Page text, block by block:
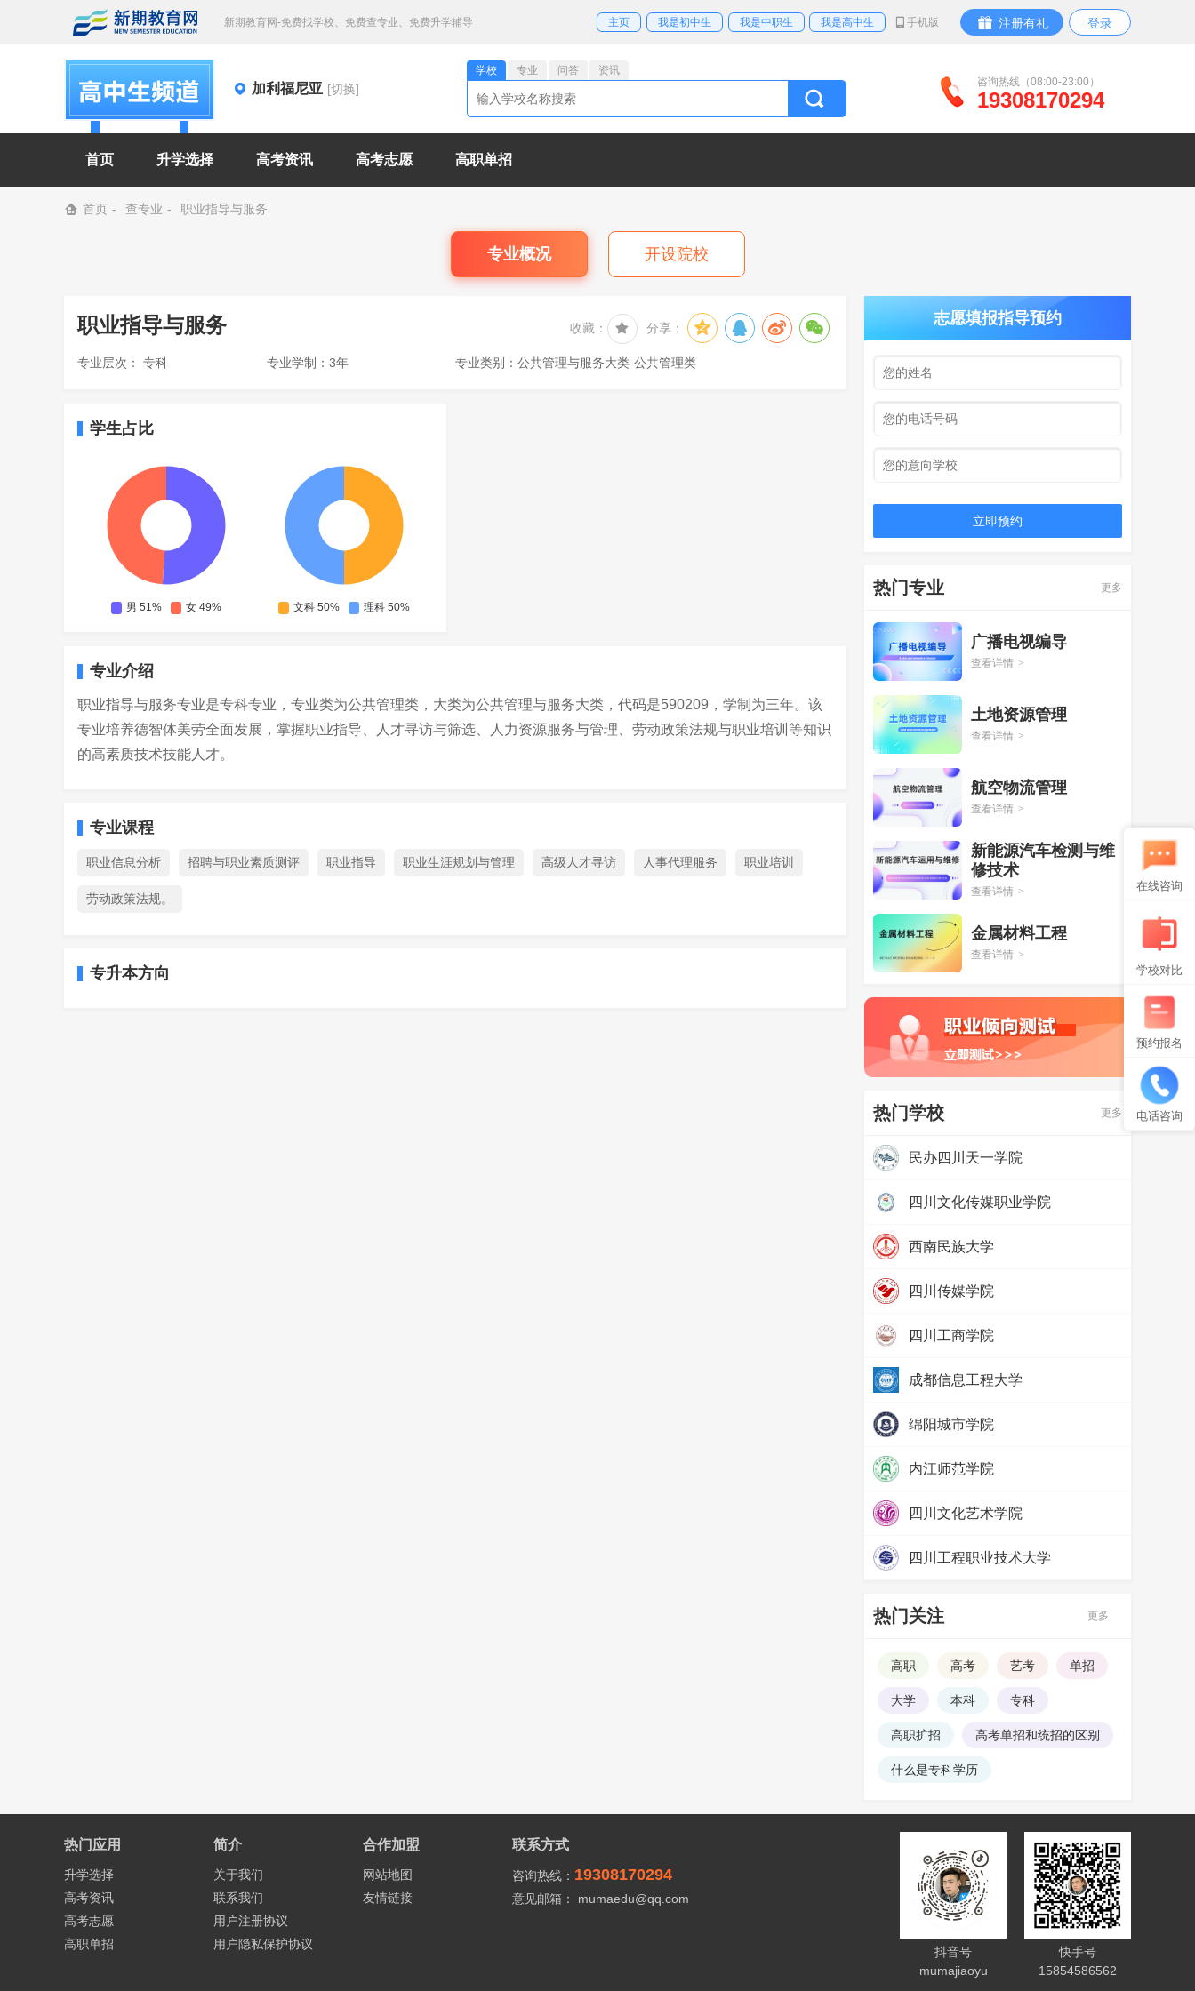
新期教育网-免费找学校、免费查专业、免费升学辅导 主页 我是初中生 我是中职生 我是高中生 手机版 注册有礼 登录
加利福尼亚 [切换]
学校 专业 问答
资讯
咨询热线（08:00-23:00）
19308170294
首页 升学选择 高考资讯 高考志愿 高职单招
首页 查专业 职业指导与服务
专业概况 开设院校
职业指导与服务 收藏： 分享：
专业层次： 专科 专业学制：3年 专业类别：公共管理与服务大类-公共管理类
学生占比
专业介绍
职业指导与服务专业是专科专业，专业类为公共管理类，大类为公共管理与服务大类，代码是590209，学制为三年。该
专业培养德智体美劳全面发展，掌握职业指导、人才寻访与筛选、人力资源服务与管理、劳动政策法规与职业培训等知识
的高素质技术技能人才。
专业课程
职业信息分析 招聘与职业素质测评 职业指导 职业生涯规划与管理 高级人才寻访 人事代理服务 职业培训
劳动政策法规。
专升本方向
志愿填报指导预约
立即预约
热门专业 更多
广播电视编导
查看详情 >
土地资源管理
查看详情 >
航空物流管理
查看详情 >
新能源汽车检测与维
修技术
查看详情 >
金属材料工程
查看详情 >
热门学校 更多
民办四川天一学院
四川文化传媒职业学院
西南民族大学
四川传媒学院
四川工商学院
成都信息工程大学
绵阳城市学院
内江师范学院
四川文化艺术学院
四川工程职业技术大学
热门关注 更多
高职 高考 艺考 单招
大学 本科 专科
高职扩招 高考单招和统招的区别
什么是专科学历
热门应用
升学选择
高考资讯
高考志愿
高职单招
简介
关于我们
联系我们
用户注册协议
用户隐私保护协议
合作加盟
网站地图
友情链接
联系方式
咨询热线： 19308170294
意见邮箱： mumaedu@qq.com
抖音号
mumajiaoyu
快手号
15854586562
在线咨询
学校对比
预约报名
电话咨询